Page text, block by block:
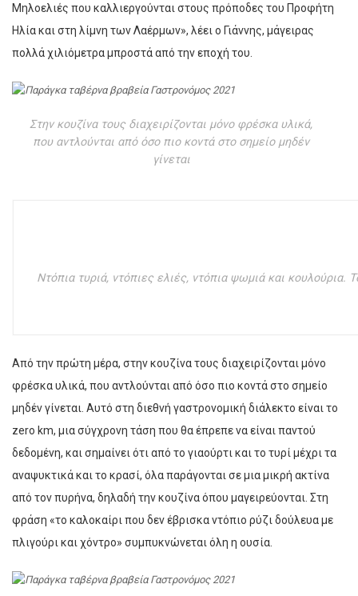
Μηλοελιές που καλλιεργούνται στους πρόποδες του Προφήτη
Ηλία και στη λίμνη των Λαέρμων», λέει ο Γιάννης, μάγειρας
πολλά χιλιόμετρα μπροστά από την εποχή του.
Στην κουζίνα τους διαχειρίζονται μόνο φρέσκα υλικά,
που αντλούνται από όσο πιο κοντά στο σημείο μηδέν
γίνεται
Ντόπια τυριά, ντόπιες ελιές, ντόπια ψωμιά και
Από την πρώτη μέρα, στην κουζίνα τους διαχειρίζονται μόνο
φρέσκα υλικά, που αντλούνται από όσο πιο κοντά στο σημείο
μηδέν γίνεται. Αυτό στη διεθνή γαστρονομική διάλεκτο είναι το
zero km, μια σύγχρονη τάση που θα έπρεπε να είναι παντού
δεδομένη, και σημαίνει ότι από το γιαούρτι και το τυρί μέχρι τα
αναψυκτικά και το κρασί, όλα παράγονται σε μια μικρή ακτίνα
από τον πυρήνα, δηλαδή την κουζίνα όπου μαγειρεύονται. Στη
φράση «το καλοκαίρι που δεν έβρισκα ντόπιο ρύζι δούλευα με
πλιγούρι και χόντρο» συμπυκνώνεται όλη η ουσία.